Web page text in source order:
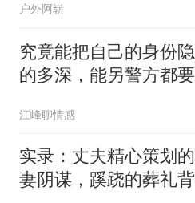
户外阿崭
究竟能把自己的身份
的多深，能另警方都要
江峰聊情感
实录：丈夫精心策划
妻阴谋，蹊跷的葬礼背